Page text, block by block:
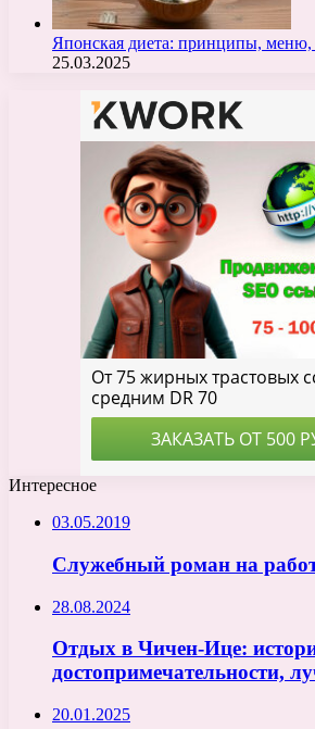
Японская диета: принципы, меню,
25.03.2025
Интересное
03.05.2019
Служебный роман на
28.08.2024
Отдых в Чичен-Ице:
достопримечательности,
20.01.2025